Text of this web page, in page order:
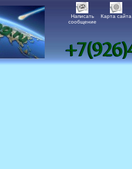
Написать
сообщение
Карта сайта